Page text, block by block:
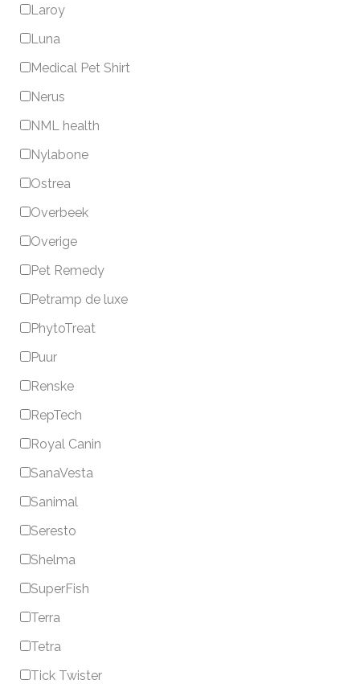
Laroy
Luna
Medical Pet Shirt
Nerus
NML health
Nylabone
Ostrea
Overbeek
Overige
Pet Remedy
Petramp de luxe
PhytoTreat
Puur
Renske
RepTech
Royal Canin
SanaVesta
Sanimal
Seresto
Shelma
SuperFish
Terra
Tetra
Tick Twister